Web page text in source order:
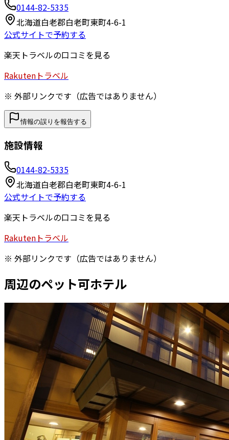
0144-82-5335
北海道白老郡白老町東町4-6-1
公式サイトで予約する
楽天トラベルの口コミを見る
Rakuten トラベル
※ 外部リンクです（広告ではありません）
情報の誤りを報告する
施設情報
0144-82-5335
北海道白老郡白老町東町4-6-1
公式サイトで予約する
楽天トラベルの口コミを見る
Rakuten トラベル
※ 外部リンクです（広告ではありません）
周辺のペット可ホテル